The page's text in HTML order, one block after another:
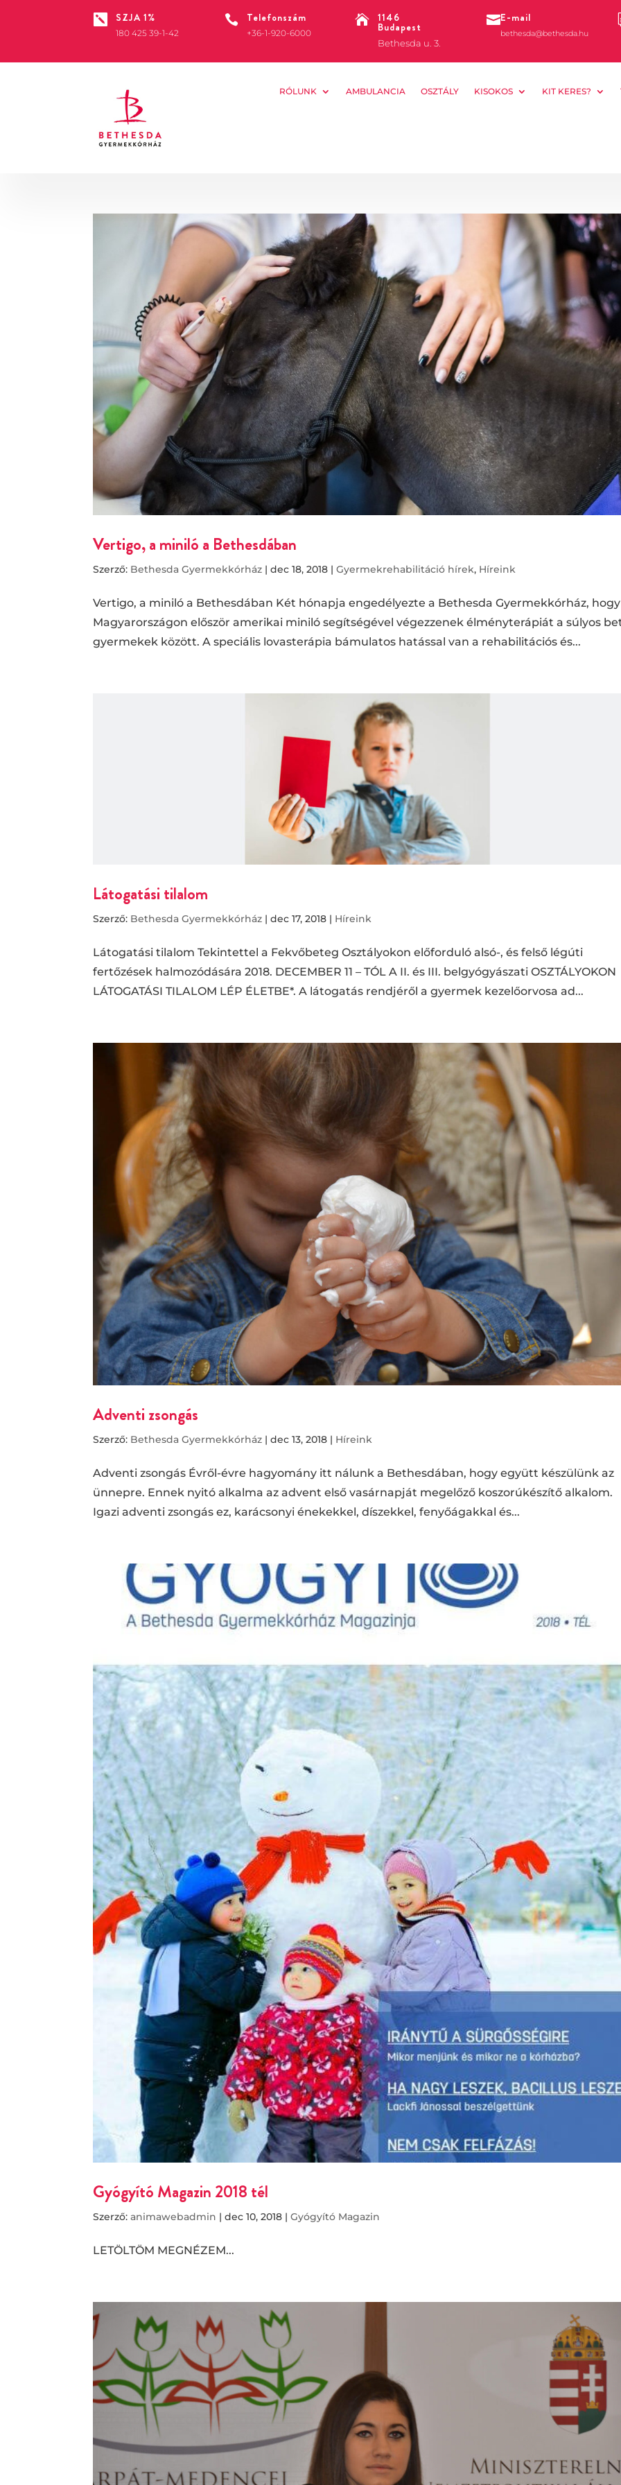
 SZJA 1%
180 425 39-1-42
 Telefonszám
+36-1-920-6000
 1146
Budapest
Bethesda u. 3.
E-mail
bethesda@bethesda.hu
RÓLUNK AMBULANCIA OSZTÁLY KISOKOS KIT KERES?
Vertigo, a miniló a Bethesdában
Szerző: Bethesda Gyermekkórház |dec 18, 2018 |Gyermekrehabilitáció hírek, Híreink
Vertigo, a miniló a Bethesdában Két hónapja engedélyezte a Bethesda Gyermekkórház, hogy
Magyarországon először amerikai miniló segítségével végezzenek élményterápiát a súlyos
gyermekek között. A speciális lovasterápia bámulatos hatással van a rehabilitációs és...
Látogatási tilalom
Szerző: Bethesda Gyermekkórház |dec 17, 2018 | Híreink
Látogatási tilalom Tekintettel a Fekvőbeteg Osztályokon előforduló alsó-, és felső légúti
fertőzések halmozódására 2018. DECEMBER 11 – TÓL A II. és III. belgyógyászati OSZTÁLYOKON
LÁTOGATÁSI TILALOM LÉP ÉLETBE*. A látogatás rendjéről a gyermek kezelőorvosa ad...
Adventi zsongás
Szerző: Bethesda Gyermekkórház |dec 13, 2018 | Híreink
Adventi zsongás Évről-évre hagyomány itt nálunk a Bethesdában, hogy együtt készülünk az
ünnepre. Ennek nyitó alkalma az advent első vasárnapját megelőző koszorúkészítő alkalom.
Igazi adventi zsongás ez, karácsonyi énekekkel, díszekkel, fenyőágakkal és...
Gyógyító Magazin 2018 tél
Szerző:animawebadmin |dec 10, 2018 |Gyógyító Magazin
LETÖLTÖM MEGNÉZEM...